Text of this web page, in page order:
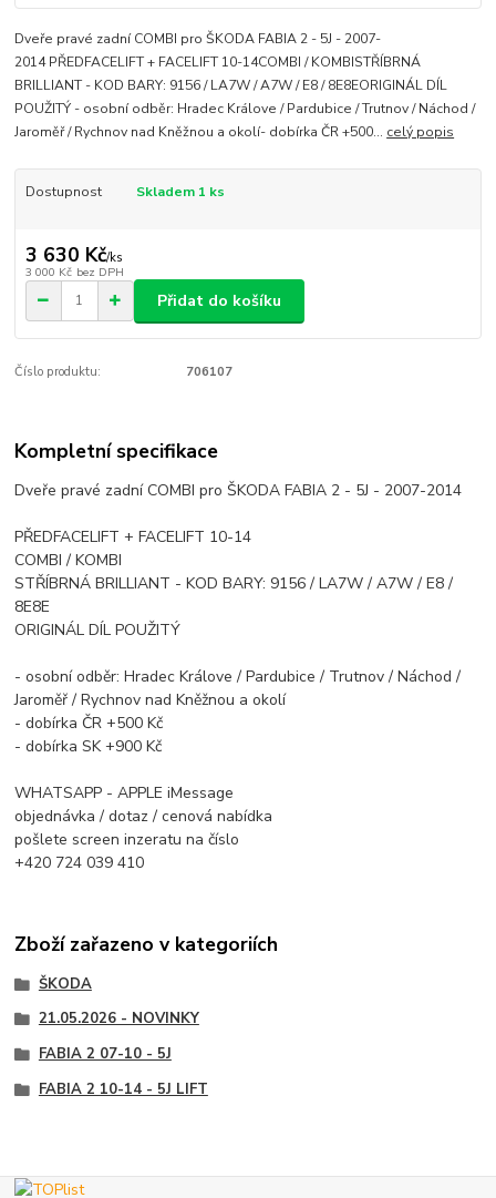
Dveře pravé zadní COMBI pro ŠKODA FABIA 2 - 5J - 2007-
2014 PŘEDFACELIFT + FACELIFT 10-14COMBI / KOMBISTŘÍBRNÁ
BRILLIANT - KOD BARY: 9156 / LA7W / A7W / E8 / 8E8EORIGINÁL DÍL
POUŽITÝ - osobní odběr: Hradec Králove / Pardubice / Trutnov / Náchod /
Jaroměř / Rychnov nad Kněžnou a okolí- dobírka ČR +500... celý popis
Dostupnost Skladem 1 ks
3 630 Kč/ks
3 000 Kč bez DPH
Přidat do košíku
Číslo produktu: 706107
Kompletní specifikace
Dveře pravé zadní COMBI pro ŠKODA FABIA 2 - 5J - 2007-2014
PŘEDFACELIFT + FACELIFT 10-14
COMBI / KOMBI
STŘÍBRNÁ BRILLIANT - KOD BARY: 9156 / LA7W / A7W / E8 /
8E8E
ORIGINÁL DÍL POUŽITÝ
- osobní odběr: Hradec Králove / Pardubice / Trutnov / Náchod /
Jaroměř / Rychnov nad Kněžnou a okolí
- dobírka ČR +500 Kč
- dobírka SK +900 Kč
WHATSAPP - APPLE iMessage
objednávka / dotaz / cenová nabídka
pošlete screen inzeratu na číslo
+420 724 039 410
Zboží zařazeno v kategoriích
ŠKODA
21.05.2026 - NOVINKY
FABIA 2 07-10 - 5J
FABIA 2 10-14 - 5J LIFT